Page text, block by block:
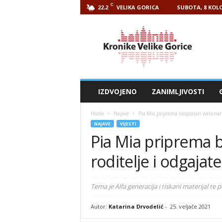
22.2 C VELIKA GORICA SUBOTA, 8
IZDVOJENO ZANIMLJIVOSTI
Home Najave Pia Mia priprema besplatan
NAJAVE VIJESTI
Pia Mia priprema
roditelje i
Tema je Alfa generacija i tiskani materijal te
Autor: Katarina Drvodelić- 25. veljače 2021